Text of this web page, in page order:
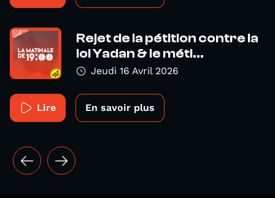
Rejet de la pétition contre la
loi Yadan & le méti...
Jeudi 16 Avril 2026
Lire En savoir plus